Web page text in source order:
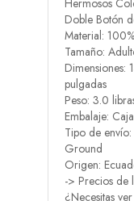
Doble Botón
Material:
Tamaño:
pulgadas
Peso: 3.0
Embalaje:
Tipo de
Ground
Origen:
-> Precios de
¿Necesitas